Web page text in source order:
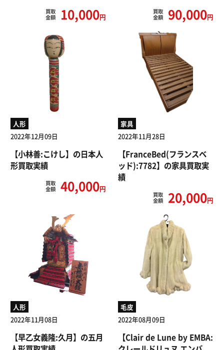
買取
金額
10,000円
買取
金額
90,000円
人形
2022年12月09日
【小林善:こけし】の日本人
形買取実績
買取
金額
40,000円
家具
2022年11月28日
【FranceBed(フランスベ
ッド):7782】の家具買取実
績
買取
金額
20,000円
人形
2022年11月08日
【早乙女義隆:久月】の五月
毛皮
2022年08月09日
【Clair de Lune by EMBA: